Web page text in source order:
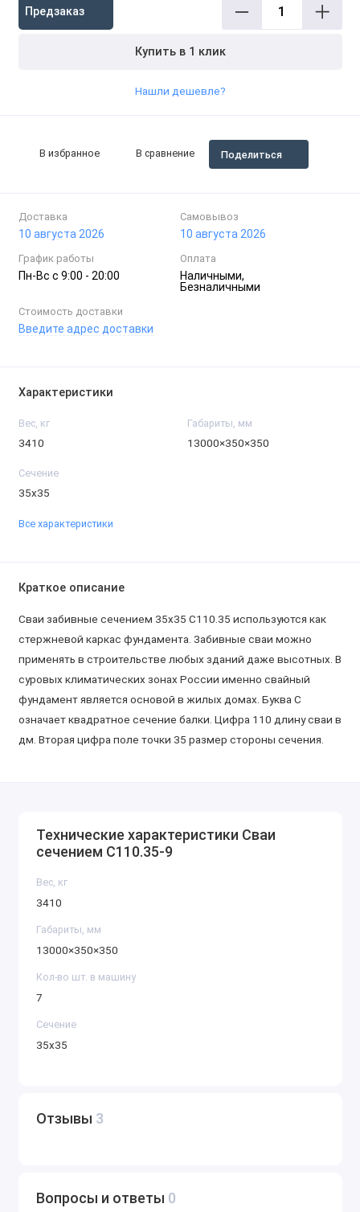
Предзаказ
Купить в 1 клик
Нашли дешевле?
Доставка
10 августа 2026
Самовывоз
10 августа 2026
График работы
Пн-Вc с 9:00 - 20:00
Оплата
Наличными,
Безналичными
Стоимость доставки
Введите адрес доставки
В избранное В сравнение Поделиться
Характеристики
Вес, кг
3410
Габариты, мм
13000×350×350
Сечение
35х35
Все характеристики
Краткое описание
Сваи забивные сечением 35х35 С110.35 используются как
стержневой каркас фундамента. Забивные сваи можно
применять в строительстве любых зданий даже высотных. В
суровых климатических зонах России именно свайный
фундамент является основой в жилых домах. Буква С
означает квадратное сечение балки. Цифра 110 длину сваи в
дм. Вторая цифра поле точки 35 размер стороны сечения.
Технические характеристики Сваи
сечением С110.35-9
Вес, кг
3410
Габариты, мм
13000×350×350
Кол-во шт. в машину
7
Сечение
35х35
Отзывы 3
Вопросы и ответы 0